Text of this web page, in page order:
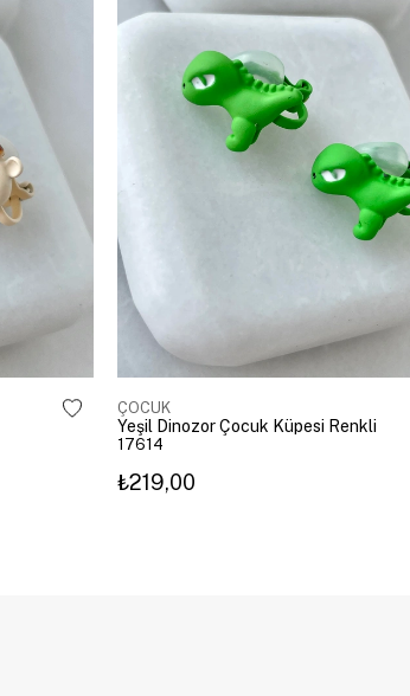
ÇOCUK
Yeşil Dinozor Çocuk Küpesi Renkli
17614
₺219,00